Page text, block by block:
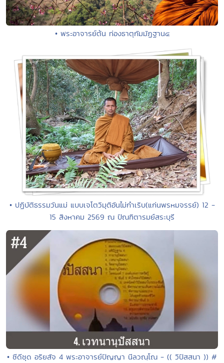
• พระอาจารย์ต้น ท่องธาตุกัมมัฏฐาน๔
• ปฏิบัติธรรมวันแม่ แบบเจโตวิมุติอันไม่กำเริบ(แก่นพรหมจรรย์) 12 -
15 สิงหาคม 2569 ณ ปัณฑิตารมย์สระบุรี
• ซีดีชุด อริยสัจ 4 พระอาจารย์ปัญญา นีลวณฺโณ - (( วิปัสสนา )) #